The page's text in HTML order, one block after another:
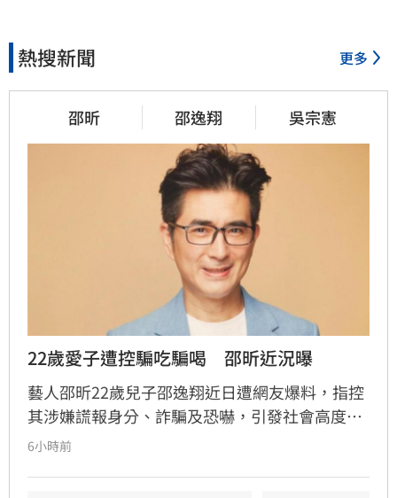
熱搜新聞 更多
邵昕 邵逸翔 吳宗憲
22歲愛子遭控騙吃騙喝　邵昕近況曝
藝人邵昕22歲兒子邵逸翔近日遭網友爆料，指控
其涉嫌謊報身分、詐騙及恐嚇，引發社會高度關
注。隨著風波延燒，邵昕的近況也隨之曝光，據
6小時前